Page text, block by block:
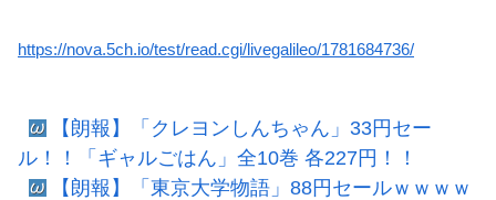
https://nova.5ch.io/test/read.cgi/livegalileo/1781684736/
【朗報】「クレヨンしんちゃん」33円セー
ル！！「ギャルごはん」全10巻 各227円！！
【朗報】「東京大学物語」88円セールｗｗｗｗ